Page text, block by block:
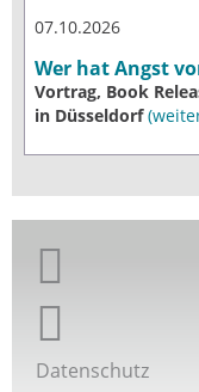
07.10.2026
Wer hat Angst
Vortrag, Book
in Düsseldorf
Giordano-Bruno-
Giordano-Bruno-
Datenschutz